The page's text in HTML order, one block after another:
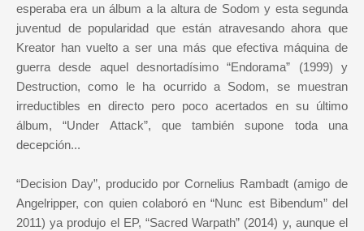
esperaba era un álbum a la altura de Sodom y esta segunda
juventud de popularidad que están atravesando ahora que
Kreator han vuelto a ser una más que efectiva máquina de
guerra desde aquel desnortadísimo “Endorama” (1999) y
Destruction, como le ha ocurrido a Sodom, se muestran
irreductibles en directo pero poco acertados en su último
álbum, “Under Attack”, que también supone toda una
decepción...
“Decision Day”, producido por Cornelius Rambadt (amigo de
Angelripper, con quien colaboró en “Nunc est Bibendum” del
2011) ya produjo el EP, “Sacred Warpath” (2014) y, aunque el